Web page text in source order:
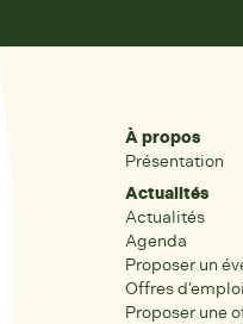
À propos
Présentation
Actualités
Actualités
Agenda
Proposer un
Offres d’emploi
Proposer une